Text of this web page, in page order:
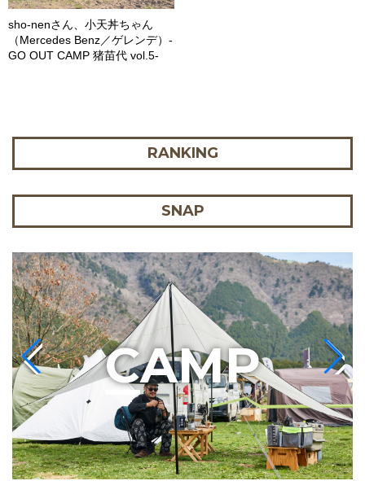
sho-nenさん、小天丼ちゃん
（Mercedes Benz／ゲレンデ）-
GO OUT CAMP 猪苗代 vol.5-
RANKING
SNAP
CAMP